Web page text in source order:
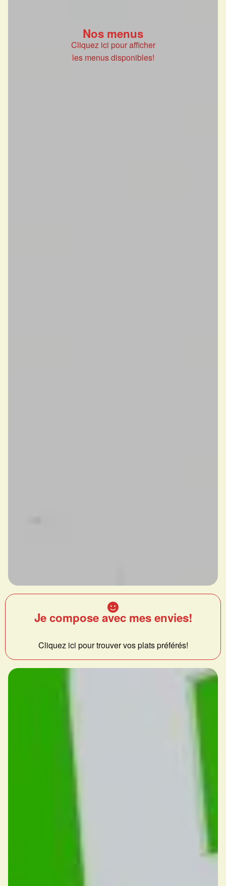
Nos menus
Cliquez ici pour afficher
les menus disponibles!
Je compose avec mes envies!
Cliquez ici pour trouver vos plats préférés!